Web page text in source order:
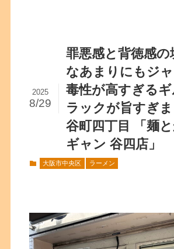
罪悪感と背徳感の
なあまりにもジ
毒性が高すぎる
ラックが旨すぎ
谷町四丁目 「麺
ギャン 谷四店」
2025
8/29
大阪市中央区 ラーメン